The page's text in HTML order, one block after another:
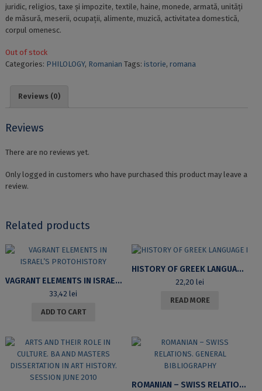
juridic, religios, taxe și impozite, textile, haine, monede, armată, unități
de măsură, meserii, ocupații, alimente, muzică, activitatea domestică,
corpul omenesc.
Out of stock
Categories: PHILOLOGY, Romanian Tags: istorie, romana
Reviews (0)
Reviews
There are no reviews yet.
Only logged in customers who have purchased this product may leave a
review.
Related products
VAGRANT ELEMENTS IN ISRAEL’S PROTOHISTORY
33,42lei
ADD TO CART
HISTORY OF GREEK LANGUAGE I
22,20lei
READ MORE
ROMANIAN – SWISS RELATIONS. GENERAL BIBLIOGRAPHY